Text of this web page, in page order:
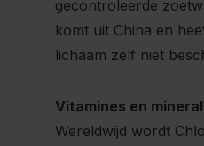
gecontroleerde
komt uit China en
lichaam zelf niet
Vitamines en
Wereldwijd wordt